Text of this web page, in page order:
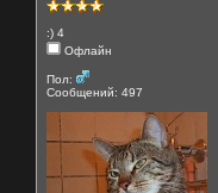
:) 4
Офлайн
Пол:
Сообщений: 497